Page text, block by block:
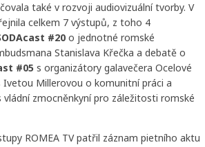
také v rozvoji audiovizuální tvorby. V
celkem 7 výstupů, z toho 4
#20 o jednotné romské
Stanislava Křečka a debatě o
#05 s organizátory galavečera Ocelové
Ivetou Millerovou o komunitní práci a
zmocněnkyní pro záležitosti romské
ROMEA TV patřil záznam pietního aktu